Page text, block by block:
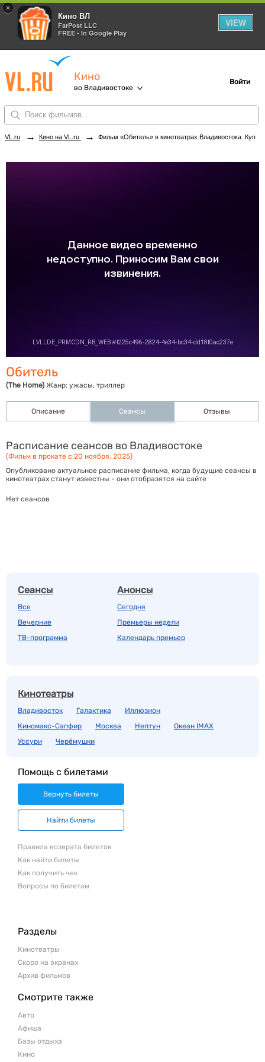
×
Кино ВЛ
FarPost LLC
FREE - In Google Play
VIEW
Кино
во Владивостоке
Войти
VL.ru → Кино на VL.ru → Фильм «Обитель» в кинотеатрах Владивостока. Купить билеты!
Обитель
(The Home) Жанр: ужасы, триллер
Описание Сеансы Отзывы
Расписание сеансов во Владивостоке
(Фильм в прокате с 20 ноября, 2025)
Опубликовано актуальное расписание фильма, когда будущие сеансы в
кинотеатрах станут известны - они отобразятся на сайте
Нет сеансов
Сеансы
Все
Вечерние
ТВ-программа
Анонсы
Сегодня
Премьеры недели
Календарь премьер
Кинотеатры
Владивосток Галактика
Иллюзион
Киномакс-Сапфир
Москва Нептун
Океан IMAX
Уссури
Черёмушки
Помощь с билетами
Вернуть билеты
Найти билеты
Правила возврата билетов
Как найти билеты
Как получить чек
Вопросы по билетам
Разделы
Кинотеатры
Скоро на экранах
Архив фильмов
Смотрите также
Авто
Афиша
Базы отдыха
Кино